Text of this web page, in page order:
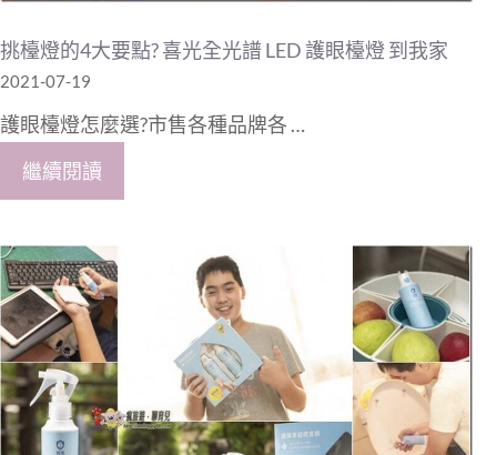
挑檯燈的4大要點? 喜光全光譜 LED 護眼檯燈 到我家
2021-07-19
護眼檯燈怎麼選?市售各種品牌各 …
繼續閱讀